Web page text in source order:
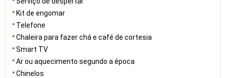
Kit de engomar
Telefone
Chaleira para fazer chá e café de cortesia
Smart TV
Ar ou aquecimento segundo a época
Chinelos